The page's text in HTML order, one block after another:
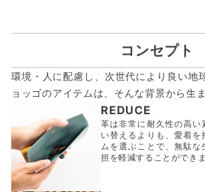
コンセプト
環境・人に配慮し、次世代により良い地
ョッゴのアイテムは、 そんな背景から生
REDUCE
革は非常に耐久性の高い
い替えるよりも、愛着
ムを選ぶことで、無駄な
担を軽減することができま